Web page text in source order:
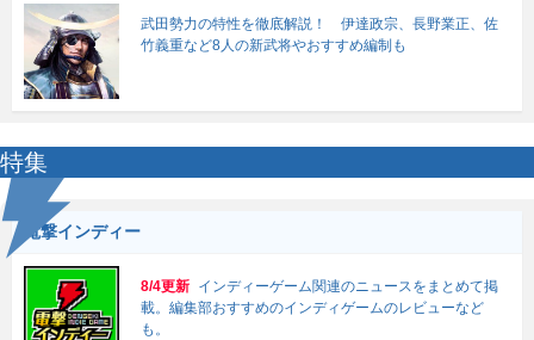
武田勢力の特性を徹底解説！ 伊達政宗、長野業正、佐
竹義重など8人の新武将やおすすめ編制も
特集
電撃インディー
8/4更新 インディーゲーム関連のニュースをまとめて掲
載。編集部おすすめのインディゲームのレビューなど
も。